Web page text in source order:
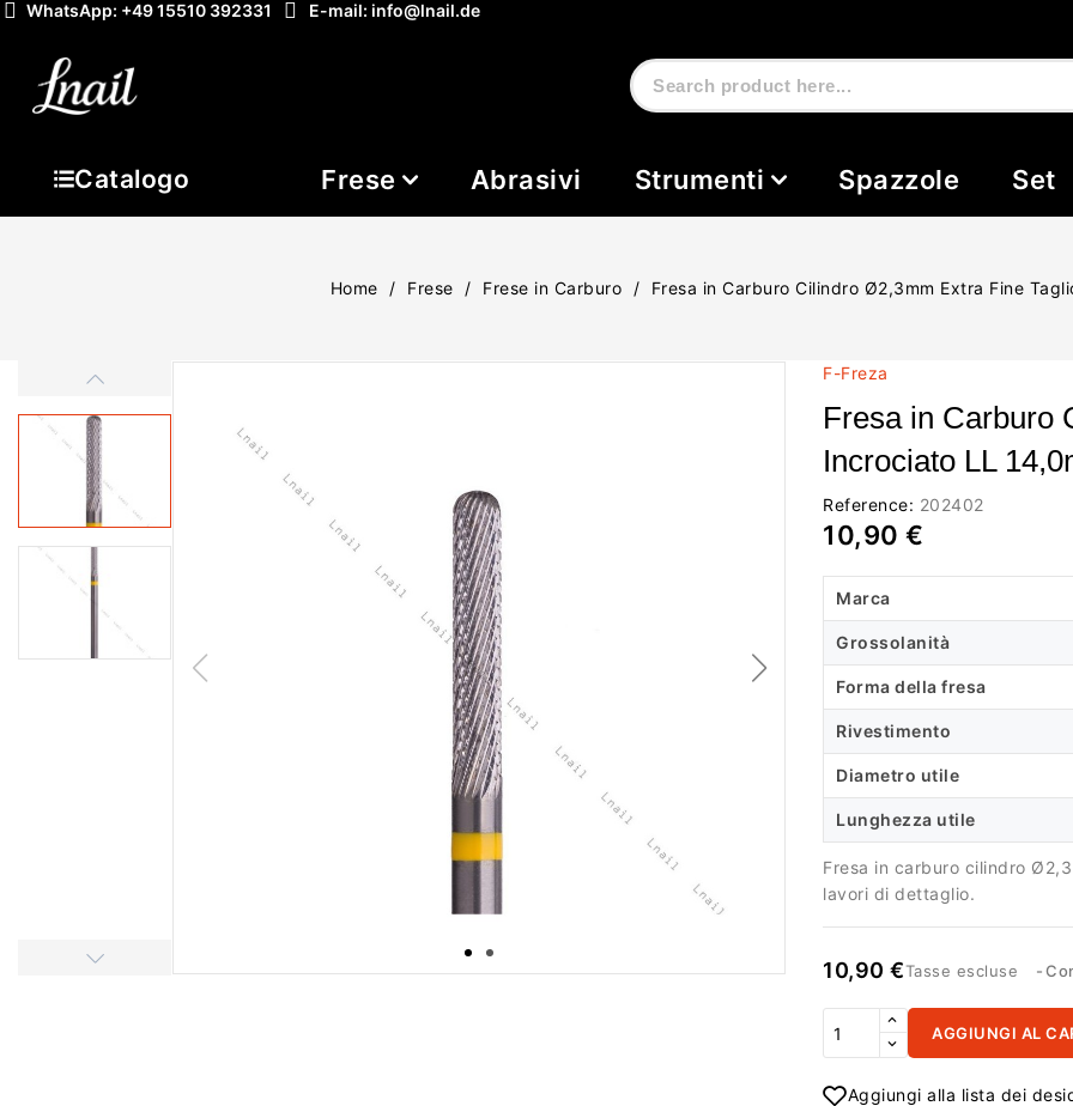
WhatsApp: +49 15510 392331 E-mail: info@lnail.de
Catalogo Frese Abrasivi Strumenti Spazzole Set
Home Frese Frese in Carburo Fresa in Carburo Cilindro Ø2,3mm Extra Fine
F-Freza
Fresa in Carburo
Incrociato LL
Reference: 202402
10,90 €
Marca
Grossolanità
Forma della fresa
Rivestimento
Diametro utile
Lunghezza utile
Fresa in carburo cilindro
lavori di dettaglio.
10,90 €Tasse escluse
AGGIUNGI AL
Aggiungi alla lista dei